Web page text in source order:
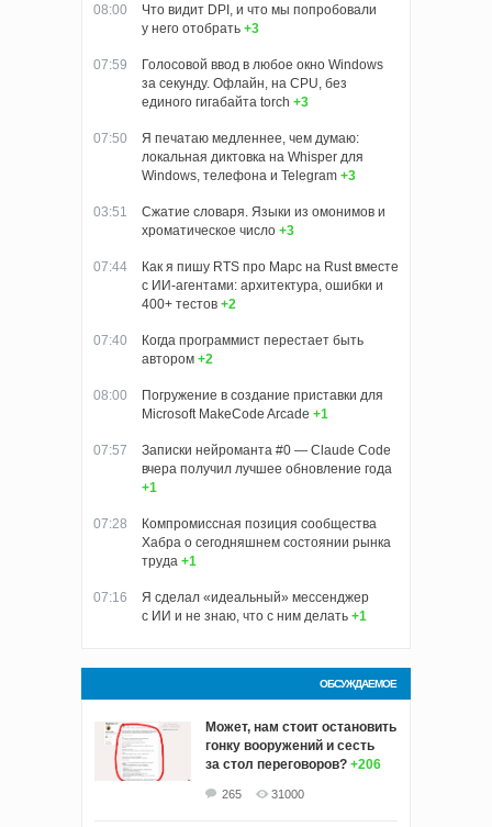
08:00
Что видит DPI, и что мы попробовали
у него отобрать +3
07:59
Голосовой ввод в любое окно Windows
за секунду. Офлайн, на CPU, без
единого гигабайта torch +3
07:50
Я печатаю медленнее, чем думаю:
локальная диктовка на Whisper для
Windows, телефона и Telegram +3
03:51
Сжатие словаря. Языки из омонимов и
хроматическое число +3
07:44
Как я пишу RTS про Марс на Rust вместе
с ИИ-агентами: архитектура, ошибки и
400+ тестов +2
07:40
Когда программист перестает быть
автором +2
08:00
Погружение в создание приставки для
Microsoft MakeCode Arcade +1
07:57
Записки нейроманта #0 — Claude Code
вчера получил лучшее обновление года
+1
07:28
Компромиссная позиция сообщества
Хабра о сегодняшнем состоянии рынка
труда +1
07:16
Я сделал «идеальный» мессенджер
с ИИ и не знаю, что с ним делать +1
ОБСУЖДАЕМОЕ
Может, нам стоит остановить
гонку вооружений и сесть
за стол переговоров? +206
265 31000